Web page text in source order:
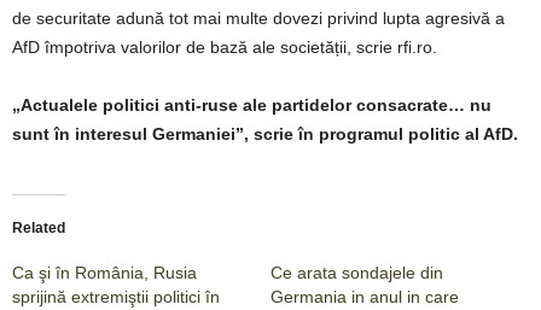
de securitate adună tot mai multe dovezi privind lupta agresivă a
AfD împotriva valorilor de bază ale societății, scrie rfi.ro.
„Actualele politici anti-ruse ale partidelor consacrate… nu
sunt în interesul Germaniei”, scrie în programul politic al AfD.
Related
Ca şi în România, Rusia
sprijină extremiştii politici în
Ce arata sondajele din
Germania in anul in care